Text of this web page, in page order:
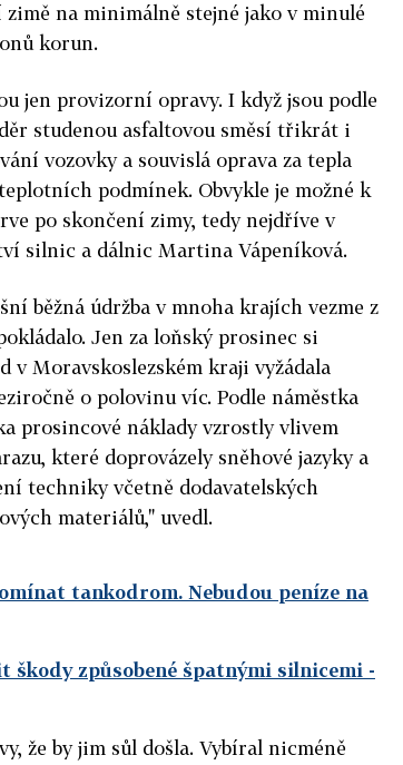
na minimálně stejné jako v minulé
korun.
jen provizorní opravy. I když jsou podle
studenou asfaltovou směsí třikrát i
vozovky a souvislá oprava za tepla
podmínek. Obvykle je možné k
po skončení zimy, tedy nejdříve v
silnic a dálnic Martina Vápeníková.
běžná údržba v mnoha krajích vezme z
Jen za loňský prosinec si
Moravskoslezském kraji vyžádala
o polovinu víc. Podle náměstka
prosincové náklady vzrostly vlivem
které doprovázely sněhové jazyky a
techniky včetně dodavatelských
materiálů," uvedl.
tankodrom. Nebudou peníze na
způsobené špatnými silnicemi -
že by jim sůl došla. Vybíral nicméně